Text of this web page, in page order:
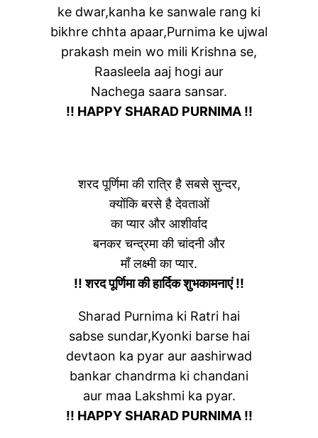
ke dwar,kanha ke sanwale rang ki
bikhre chhta apaar,Purnima ke ujwal
prakash mein wo mili Krishna se,
Raasleela aaj hogi aur
Nachega saara sansar.
!! HAPPY SHARAD PURNIMA !!
शरद पूर्णिमा की रात्रि है सबसे सुन्दर,
क्योंकि बरसे है देवताओं
का प्यार और आशीर्वाद
बनकर चन्द्रमा की चांदनी और
माँ लक्ष्मी का प्यार.
!! शरद पूर्णिमा की हार्दिक शुभकामनाएं !!
Sharad Purnima ki Ratri hai
sabse sundar,Kyonki barse hai
devtaon ka pyar aur aashirwad
bankar chandrma ki chandani
aur maa Lakshmi ka pyar.
!! HAPPY SHARAD PURNIMA !!